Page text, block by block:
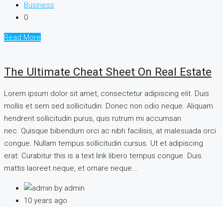
Business
0
Read More
The Ultimate Cheat Sheet On Real Estate
Lorem ipsum dolor sit amet, consectetur adipiscing elit. Duis
mollis et sem sed sollicitudin. Donec non odio neque. Aliquam
hendrerit sollicitudin purus, quis rutrum mi accumsan
nec. Quisque bibendum orci ac nibh facilisis, at malesuada orci
congue. Nullam tempus sollicitudin cursus. Ut et adipiscing
erat. Curabitur this is a text link libero tempus congue. Duis
mattis laoreet neque, et ornare neque...
by admin
10 years ago